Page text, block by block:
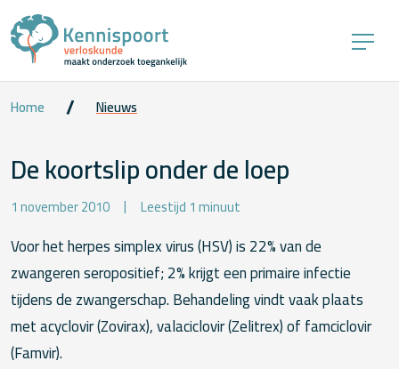
Home Nieuws
De koortslip onder de loep
1 november 2010 Leestijd 1 minuut
Voor het herpes simplex virus (HSV) is 22% van de
zwangeren seropositief; 2% krijgt een primaire infectie
tijdens de zwangerschap. Behandeling vindt vaak plaats
met acyclovir (Zovirax), valaciclovir (Zelitrex) of famciclovir
(Famvir).